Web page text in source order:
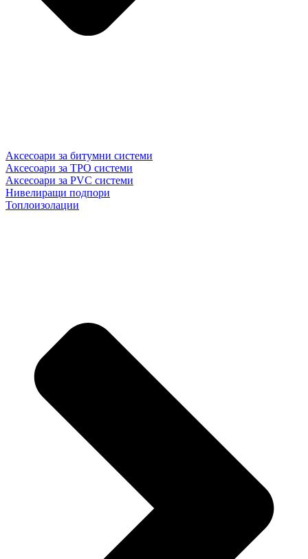
Аксесоари за битумни системи
Аксесоари за TPO системи
Аксесоари за PVC системи
Нивелиращи подпори
Топлоизолации